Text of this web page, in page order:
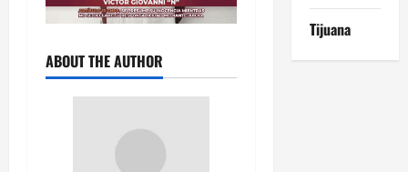
ABOUT THE AUTHOR
Tijuana